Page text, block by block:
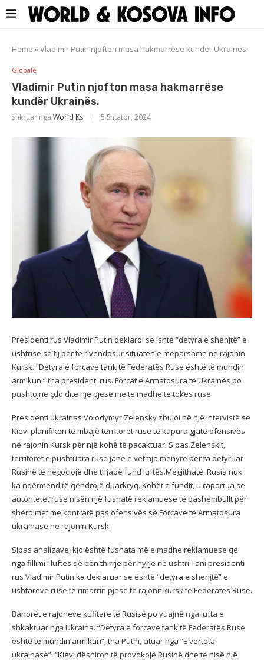
Home »Vladimir Putin njofton masa hakmarrëse kundër Ukrainës.
Globale
Vladimir Putin njofton masa hakmarrëse
kundër Ukrainës.
shkruar nga World Ks 5 Shtator, 2024
Presidenti rus Vladimir Putin deklaroi se ishte “detyra e shenjtë” e
ushtrisë së tij për të rivendosur situatën e mëparshme në rajonin
Kursk. “Detyra e forcave tank të Federatës Ruse është të mundin
armikun,” tha presidenti rus. Forcat e Armatosura të Ukrainës po
pushtojnë çdo ditë një pjesë më të madhe të tokës ruse
Presidenti ukrainas Volodymyr Zelensky zbuloi në një intervistë se
Kievi planifikon të mbajë territoret ruse të kapura gjatë ofensivës
në rajonin Kursk për një kohë të pacaktuar. Sipas Zelenskit,
territoret e pushtuara ruse janë e vetmja mënyrë për ta detyruar
Rusinë të negociojë dhe t’i japë fund luftës.Megjithatë, Rusia nuk
ka ndërmend të qëndrojë duarkryq. Kohët e fundit, u raportua se
autoritetet ruse nisën një fushatë reklamuese të pashembullt për
shërbimet me kontratë pas ofensivës së Forcave të Armatosura
ukrainase në rajonin Kursk.
Sipas analizave, kjo është fushata më e madhe reklamuese që
nga fillimi i luftës që bën thirrje për hyrje në ushtri.Tani presidenti
rus Vladimir Putin ka deklaruar se është “detyra e shenjtë” e
ushtarëve rusë të rimarrin pjesë të rajonit kursk të Federatës Ruse.
Banorët e rajoneve kufitare të Rusisë po vuajnë nga lufta e
shkaktuar nga Ukraina. “Detyra e forcave tank të Federatës Ruse
është të mundin armikun”, tha Putin, cituar nga “E vërteta
ukrainase”. “Kievi dëshiron të provokojë Rusinë dhe të nisë një